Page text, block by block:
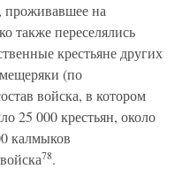
проживавшее на
также переселялись
крестьяне других
(по
войска, в котором
25 000 крестьян, около
калмыков
78.